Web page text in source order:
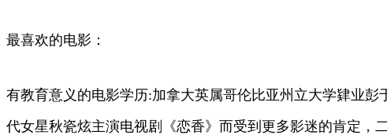
最喜欢的电影：
有教育意义的电影学历:加拿大英属哥伦比亚州立大学肄业
代女星秋瓷炫主演电视剧《恋香》而受到更多影迷的肯定，